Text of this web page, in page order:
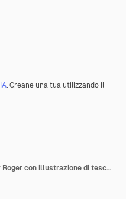
IA. Creane una tua utilizzando il
Classica bandiera pirata Jolly Roger con illustrazione di teschio e ossa incrociate